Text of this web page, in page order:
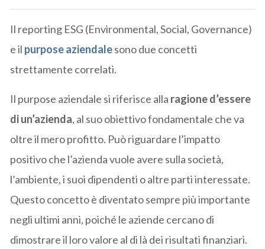
Il reporting ESG (Environmental, Social, Governance)
e il purpose aziendalesono due concetti
strettamente correlati.
Il purpose aziendale si riferisce alla ragione d’essere
di un’azienda, al suo obiettivo fondamentale che va
oltre il mero profitto. Può riguardare l’impatto
positivo che l’azienda vuole avere sulla società,
l’ambiente, i suoi dipendenti o altre parti interessate.
Questo concetto è diventato sempre più importante
negli ultimi anni, poiché le aziende cercano di
dimostrare il loro valore al di là dei risultati finanziari.